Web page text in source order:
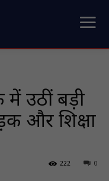
में उठीं बड़ी
और शिक्षा
0
222